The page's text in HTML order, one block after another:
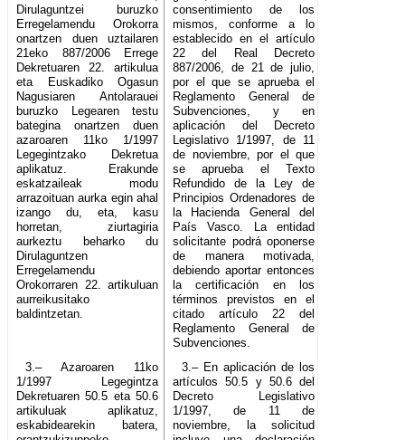
Dirulaguntzei buruzko
Erregelamendu Orokorra
onartzen duen uztailaren
21eko 887/2006 Errege
Dekretuaren 22. artikulua
eta Euskadiko Ogasun
Nagusiaren Antolarauei
buruzko Legearen testu
bategina onartzen duen
azaroaren 11ko 1/1997
Legegintzako Dekretua
aplikatuz. Erakunde
eskatzaileak modu
arrazoituan aurka egin ahal
izango du, eta, kasu
horretan, ziurtagiria
aurkeztu beharko du
Dirulaguntzen
Erregelamendu
Orokorraren 22. artikuluan
aurreikusitako
baldintzetan.
consentimiento de los
mismos, conforme a lo
establecido en el artículo
22 del Real Decreto
887/2006, de 21 de julio,
por el que se aprueba el
Reglamento General de
Subvenciones, y en
aplicación del Decreto
Legislativo 1/1997, de 11
de noviembre, por el que
se aprueba el Texto
Refundido de la Ley de
Principios Ordenadores de
la Hacienda General del
País Vasco. La entidad
solicitante podrá oponerse
de manera motivada,
debiendo aportar entonces
la certificación en los
términos previstos en el
citado artículo 22 del
Reglamento General de
Subvenciones.
3.– Azaroaren 11ko
1/1997 Legegintza
Dekretuaren 50.5 eta 50.6
artikuluak aplikatuz,
eskabidearekin batera,
3.– En aplicación de los
artículos 50.5 y 50.6 del
Decreto Legislativo
1/1997, de 11 de
noviembre, la solicitud